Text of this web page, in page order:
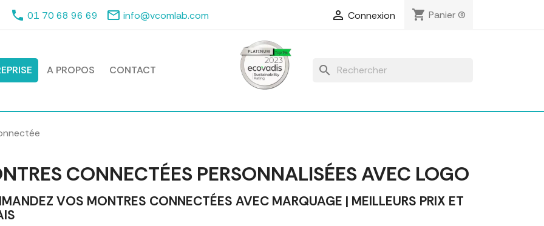
phone 01 70 68 96 69 mail_outline info@vcomlab.com  Connexion shopping_cart Panier(0)
A PROPOS CONTACT search
CONNECTÉES PERSONNALISÉES AVEC LOGO
VOS MONTRES CONNECTÉES AVEC MARQUAGE | MEILLEURS PRIX ET